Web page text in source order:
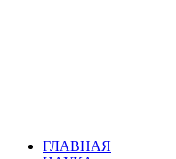
ГЛАВНАЯ